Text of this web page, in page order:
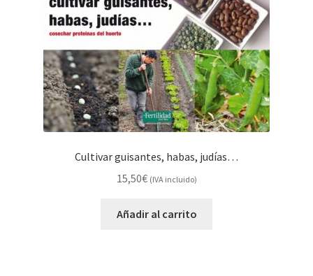
Cultivar guisantes, habas, judías…
15,50€ (IVA incluido)
Añadir al carrito